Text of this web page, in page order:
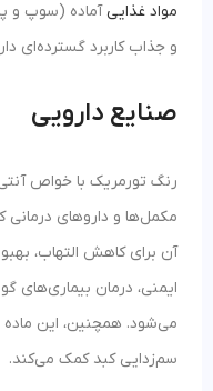
مواد غذایی آماده (سوپ و
و جذاب کاربرد گسترده‌ای
صنایع دارویی
رنگ تورمریک با خواص
مکمل‌ها و داروهای درمانی
آن برای کاهش التهاب،
ایمنی، درمان بیماری‌های
می‌شود. همچنین، این
سم‌زدایی کبد کمک می‌کند.